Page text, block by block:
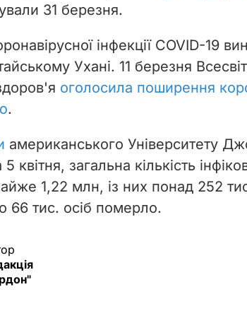
31 березня.
інфекції COVID-19
Ухані. 11 березня
оголосила поширення
.
американського Університету
квітня, загальна кількість
1,22 млн, із них понад 252
66 тис. осіб померло.